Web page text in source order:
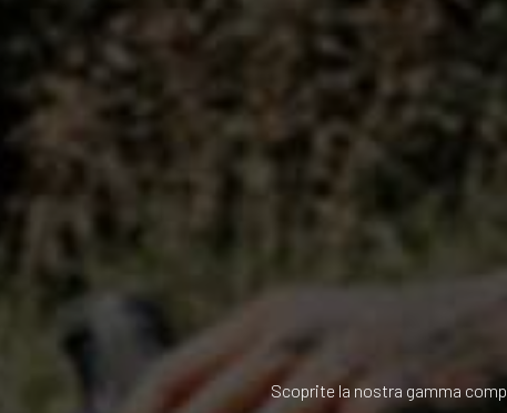
Scoprite la nostra gamma